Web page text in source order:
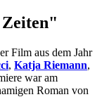
Film aus dem Jahr
, Katja Riemann,
war am
Roman von